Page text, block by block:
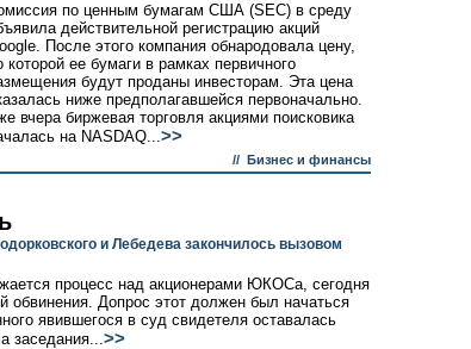
по ценным бумагам США (SEC) в среду
действительной регистрацию акций
После этого компания обнародовала цену,
которой ее бумаги в рамках первичного
будут проданы инвесторам. Эта цена
ниже предполагавшейся первоначально.
вчера биржевая торговля акциями поисковика
на NASDAQ...>>
// Бизнес и финансы
и Лебедева закончилось вызовом
процесс над акционерами ЮКОСа, сегодня
обвинения. Допрос этот должен был начаться
явившегося в суд свидетеля оставалась
заседания...>>